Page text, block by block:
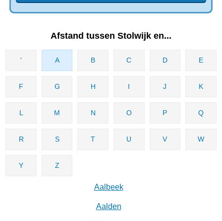
Afstand tussen Stolwijk en...
' A B C D E
F G H I J K
L M N O P Q
R S T U V W
Y Z
Aalbeek
Aalden